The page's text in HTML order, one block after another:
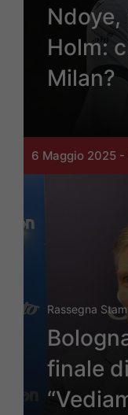
Holm:
Milan?
6 Maggio 2025
Rassegna
finale